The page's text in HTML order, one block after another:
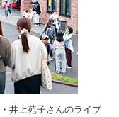
井上苑子さんのライブ